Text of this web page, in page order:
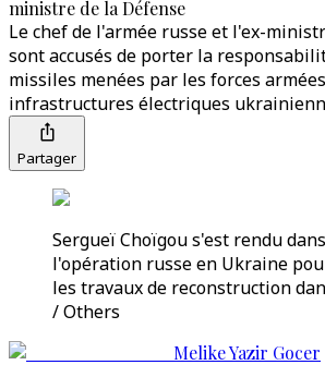
ministre de la Défense
Le chef de l'armée russe et l'ex-
sont accusés de porter la
missiles menées par les forces
infrastructures électriques
Partager
Sergueï Choïgou s'est rendu
l'opération russe en Ukraine
les travaux de reconstruction
/ Others
Melike Yazir Gocer